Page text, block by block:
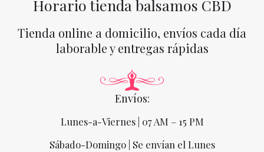
Horario tienda balsamos CBD
Tienda online a domicilio, envíos cada día
laborable y entregas rápidas
Envíos:
Lunes-a-Viernes | 07 AM – 15 PM
Sábado-Domingo | Se envían el Lunes